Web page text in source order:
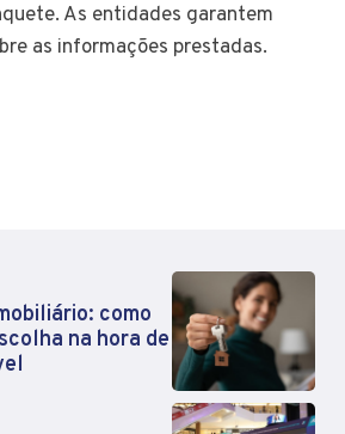
As entidades garantem
as informações prestadas.
como
na hora de